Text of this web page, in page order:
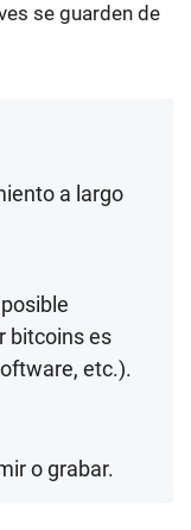
se guarden de
a largo
bitcoins es
etc.).
o grabar.